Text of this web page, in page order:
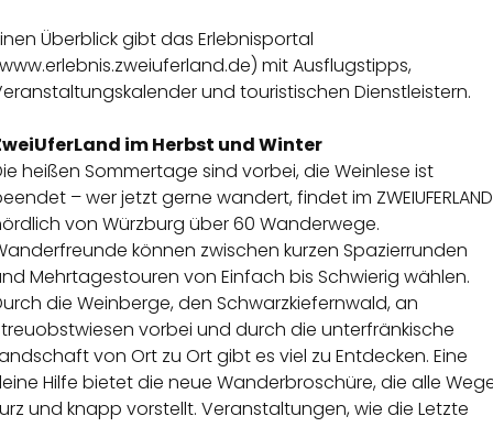
Überblick gibt das Erlebnisportal
www.erlebnis.zweiuferland.de) mit Ausflugstipps,
und touristischen Dienstleistern.
im Herbst und Winter
heißen Sommertage sind vorbei, die Weinlese ist
– wer jetzt gerne wandert, findet im ZWEIUFERLAND
von Würzburg über 60 Wanderwege.
können zwischen kurzen Spazierrunden
Mehrtagestouren von Einfach bis Schwierig wählen.
die Weinberge, den Schwarzkiefernwald, an
vorbei und durch die unterfränkische
von Ort zu Ort gibt es viel zu Entdecken. Eine
Hilfe bietet die neue Wanderbroschüre, die alle
und knapp vorstellt. Veranstaltungen, wie die Letzte